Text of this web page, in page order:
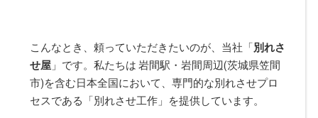
こんなとき、頼っていただきたいのが、当社「別れさ
せ屋 」です。私たちは 岩間駅・岩間周辺(茨城県笠間
市)を含む日本全国において、専門的な別れさせプロ
セスである「別れさせ工作」を提供しています。